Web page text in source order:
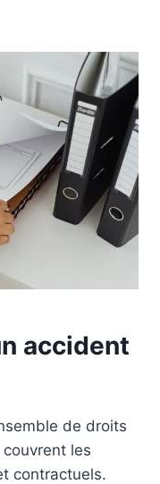
accident
de droits
les
contractuels.